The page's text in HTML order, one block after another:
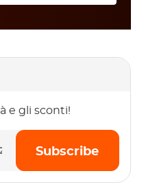
e gli sconti!
Subscribe